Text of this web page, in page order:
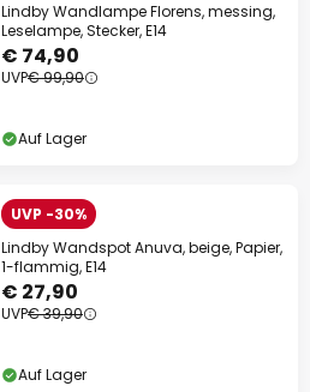
Lindby Wandlampe Florens, messing,
Leselampe, Stecker, E14
€ 74,90
UVP€ 99,90
Auf Lager
UVP -30%
Lindby Wandspot Anuva, beige, Papier,
1-flammig, E14
€ 27,90
UVP€ 39,90
Auf Lager